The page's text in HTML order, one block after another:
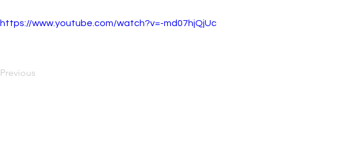
https://www.youtube.com/watch?v=-md07hjQjUc
Previous